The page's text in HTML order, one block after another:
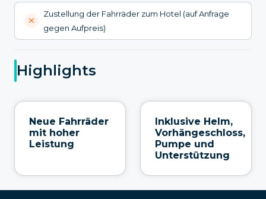
Zustellung der Fahrräder zum Hotel (auf Anfrage
gegen Aufpreis)
Highlights
Neue Fahrräder
mit hoher
Leistung
Inklusive Helm,
Vorhängeschloss,
Pumpe und
Unterstützung